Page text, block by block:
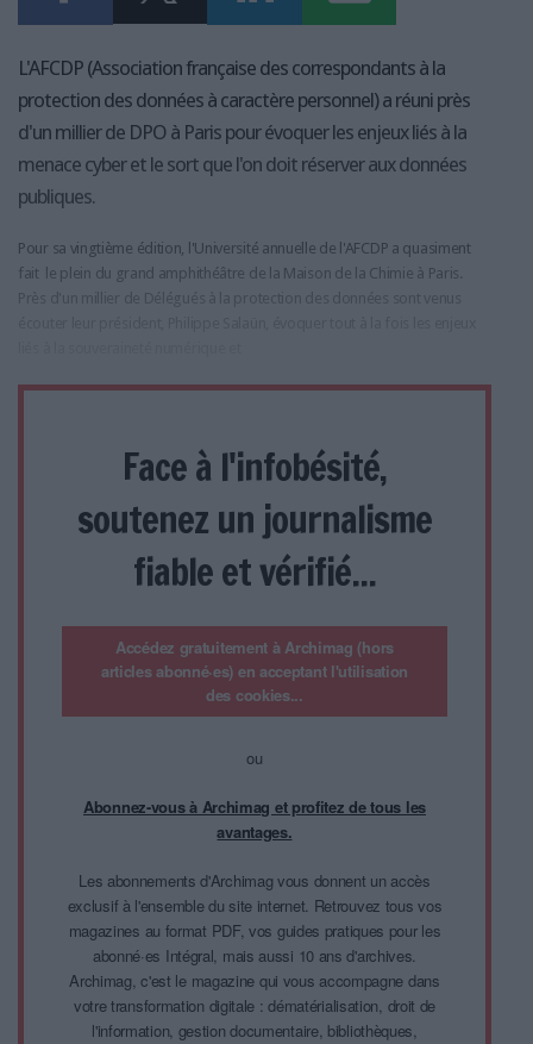
L'AFCDP (Association française des correspondants à la
protection des données à caractère personnel) a réuni près
d'un millier de DPO à Paris pour évoquer les enjeux liés à la
menace cyber et le sort que l'on doit réserver aux données
publiques.
Pour sa vingtième édition, l'Université annuelle de l'AFCDP a quasiment
fait le plein du grand amphithéâtre de la Maison de la Chimie à Paris.
Près d'un millier de Délégués à la protection des données sont venus
Face à l'infobésité,
soutenez un journalisme
fiable et vérifié...
Accédez gratuitement à Archimag (hors
articles abonné·es) en acceptant l'utilisation
des cookies...
ou
Abonnez-vous à Archimag et profitez de tous les
avantages.
Les abonnements d'Archimag vous donnent un accès
exclusif à l'ensemble du site internet. Retrouvez tous vos
magazines au format PDF, vos guides pratiques pour les
abonné·es Intégral, mais aussi 10 ans d'archives.
Archimag, c'est le magazine qui vous accompagne dans
votre transformation digitale : dématérialisation, droit de
l'information, gestion documentaire, bibliothèques,